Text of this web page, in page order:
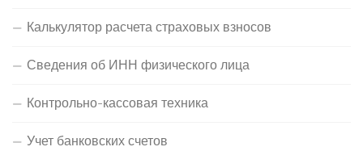
Калькулятор расчета страховых взносов
Сведения об ИНН физического лица
Контрольно-кассовая техника
Учет банковских счетов